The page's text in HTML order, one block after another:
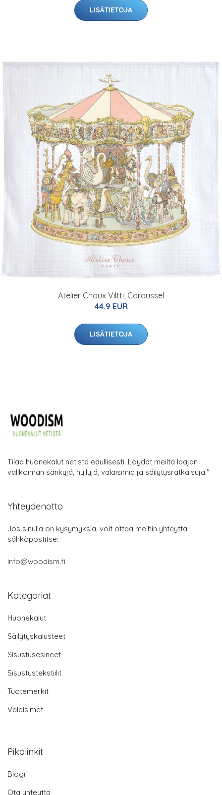
LISÄTIETOJA
Atelier Choux Viltti, Caroussel
44.9 EUR
LISÄTIETOJA
Tilaa huonekalut netistä edullisesti. Löydät meiltä laajan
valikoiman sänkyjä, hyllyjä, valaisimia ja säilytysratkaisuja."
Yhteydenotto
Jos sinulla on kysymyksiä, voit ottaa meihin yhteyttä
sähköpostitse:
info@woodism.fi
Kategoriat
Huonekalut
Säilytyskalusteet
Sisustusesineet
Sisustustekstiilit
Tuotemerkit
Valaisimet
Pikalinkit
Blogi
Ota yhteyttä